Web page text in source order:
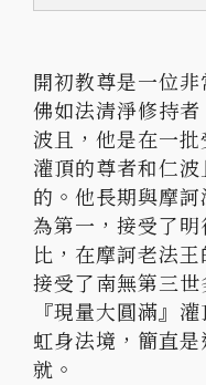
開初教尊是一位
佛如法清淨修持
波且，他是在一
灌頂的尊者和仁
的。他長期與摩
為第一，接受了
比，在摩訶老法
接受了南無第三
『現量大圓滿』
虹身法境，簡直
就。